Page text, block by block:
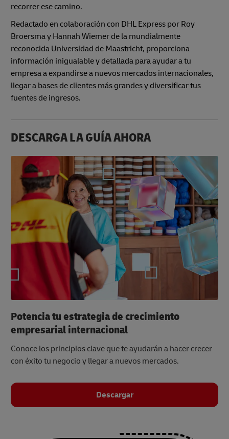
recorrer ese camino.
Redactado en colaboración con DHL Express por Roy
Broersma y Hannah Wiemer de la mundialmente
reconocida Universidad de Maastricht, proporciona
información inigualable y detallada para ayudar a tu
empresa a expandirse a nuevos mercados internacionales,
llegar a bases de clientes más grandes y diversificar tus
fuentes de ingresos.
DESCARGA LA GUÍA AHORA
Potencia tu estrategia de crecimiento
empresarial internacional
Conoce los principios clave que te ayudarán a hacer crecer
con éxito tu negocio y llegar a nuevos mercados.
Descargar